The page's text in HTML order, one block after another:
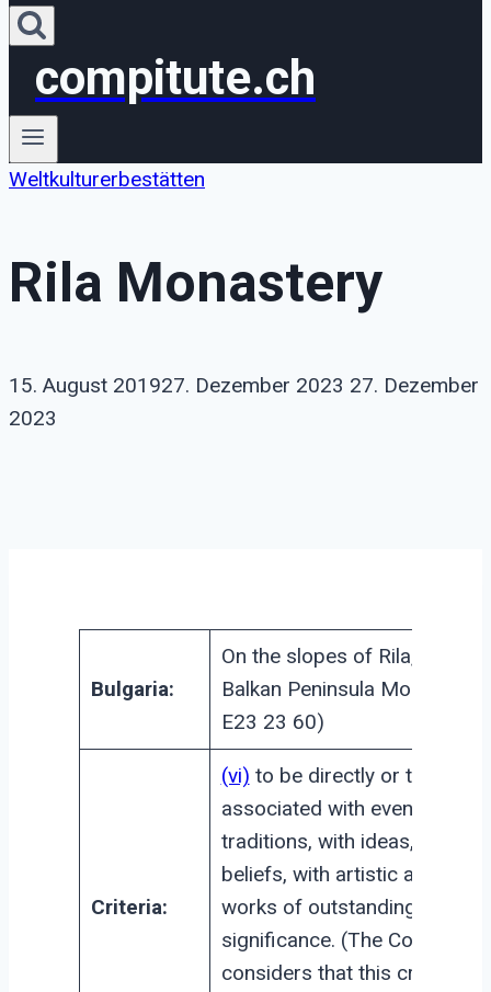
compitute.ch
Weltkulturerbestätten
Rila Monastery
15. August 201927. Dezember 2023 27. Dezember
2023
Bulgaria:
On the slopes of Rila, the
Balkan Peninsula Mountain
E23 23 60)
Criteria:
(vi) to be directly or tangibly
associated with events or
traditions, with ideas, or with
beliefs, with artistic and
works of outstanding
significance. (The Committee
considers that this criterion